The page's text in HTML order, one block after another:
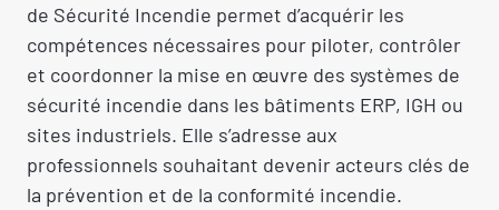
de Sécurité Incendie permet d’acquérir les
compétences nécessaires pour piloter, contrôler
et coordonner la mise en œuvre des systèmes de
sécurité incendie dans les bâtiments ERP, IGH ou
sites industriels. Elle s’adresse aux
professionnels souhaitant devenir acteurs clés de
la prévention et de la conformité incendie.